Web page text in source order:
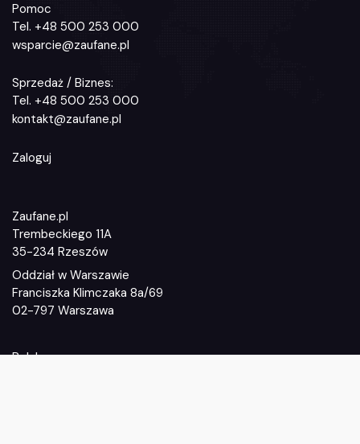
Pomoc
Tel. +48 500 253 000
wsparcie@zaufane.pl
Sprzedaż / Biznes:
Tel. +48 500 253 000
kontakt@zaufane.pl
Zaloguj
Zaufane.pl
Trembeckiego 11A
35-234 Rzeszów
Oddział w Warszawie
Franciszka Klimczaka 8a/69
02-797 Warszawa
Polub nas: